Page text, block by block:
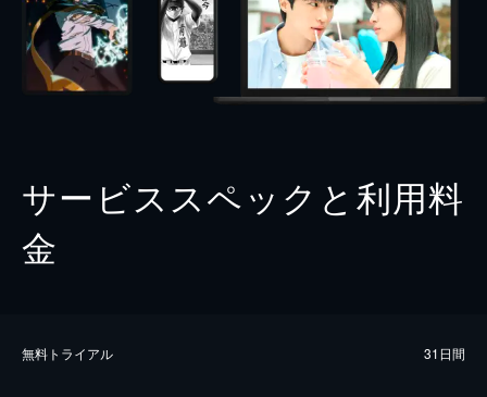
サービススペックと利用料
金
無料トライアル 31日間